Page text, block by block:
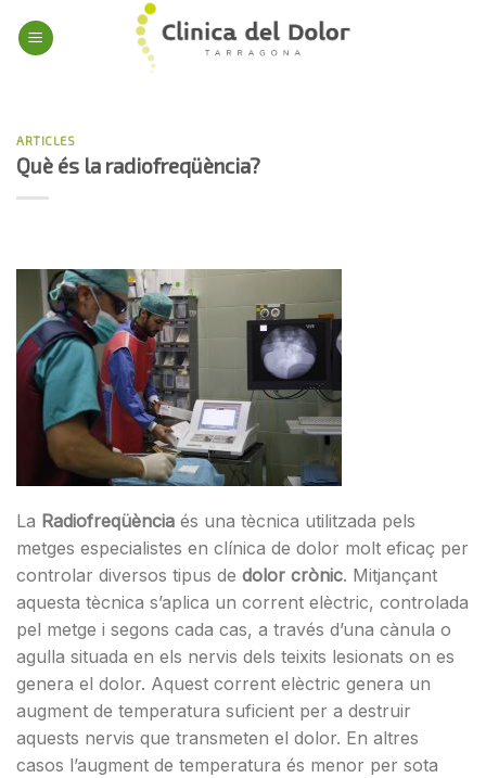
ARTICLES
Què és la radiofreqüència?
La Radiofreqüència és una tècnica utilitzada pels
metges especialistes en clínica de dolor molt eficaç per
controlar diversos tipus de dolor crònic. Mitjançant
aquesta tècnica s’aplica un corrent elèctric, controlada
pel metge i segons cada cas, a través d’una cànula o
agulla situada en els nervis dels teixits lesionats on es
genera el dolor. Aquest corrent elèctric genera un
augment de temperatura suficient per a destruir
aquests nervis que transmeten el dolor. En altres
casos l’augment de temperatura és menor per sota